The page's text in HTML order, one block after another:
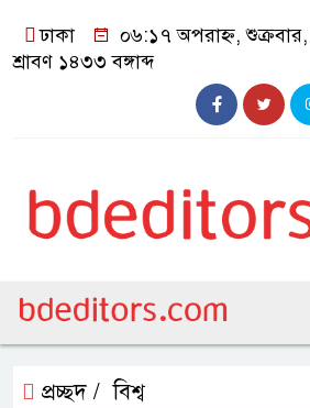
ঢাকা
০৬:১৭ অপরাহ্ন,
শ্রাবণ ১৪৩৩ বঙ্গাব্দ
প্রচ্ছদ / বিশ্ব